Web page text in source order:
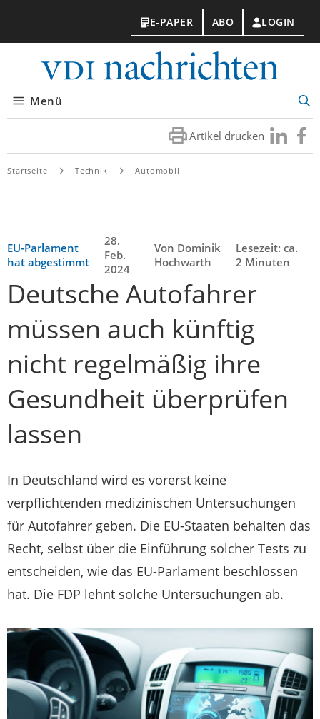
E-PAPER ABO LOGIN
Menü
Artikel drucken Besuchen
Sie
Sie
Startseite Technik Automobil
EU-Parlament
hat abgestimmt
28.
Feb.
2024
Von Dominik
Hochwarth
Lesezeit: ca.
2 Minuten
Deutsche Autofahrer
müssen auch künftig
nicht regelmäßig ihre
Gesundheit überprüfen
lassen
In Deutschland wird es vorerst keine
verpflichtenden medizinischen Untersuchungen
für Autofahrer geben. Die EU-Staaten behalten das
Recht, selbst über die Einführung solcher Tests zu
entscheiden, wie das EU-Parlament beschlossen
hat. Die FDP lehnt solche Untersuchungen ab.